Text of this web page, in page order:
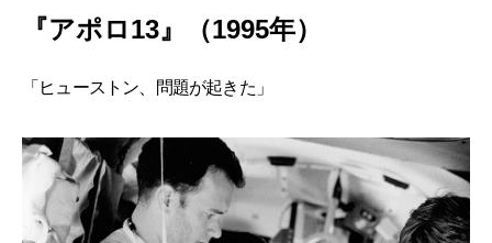
『アポロ13』（1995年）
「ヒューストン、問題が起きた」